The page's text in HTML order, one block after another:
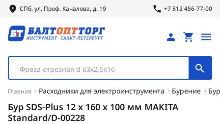
СПб, ул. Проф. Качалова, д. 19 +7 812 456-77-00
Фреза отрезная d 63х2,5х16
Главная Расходники для электроинструмента Бурение
Бур SDS-Plus 12 х 160 х 100 мм MAKITA
Standard/D-00228